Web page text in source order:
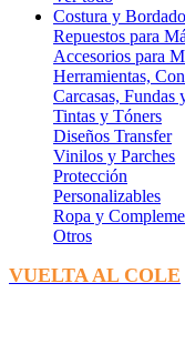
Costura y Bordado
Repuestos para
Accesorios para
Herramientas,
Carcasas, Fundas
Tintas y Tóners
Diseños Transfer
Vinilos y Parches
Protección
Personalizables
Ropa y
Otros
VUELTA AL COLE